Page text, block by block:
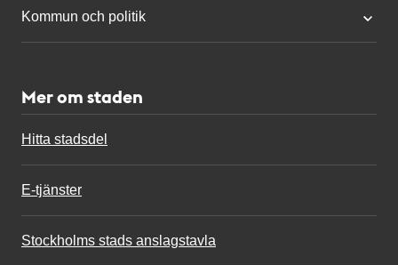
Kommun och politik
Mer om staden
Hitta stadsdel
E-tjänster
Stockholms stads anslagstavla